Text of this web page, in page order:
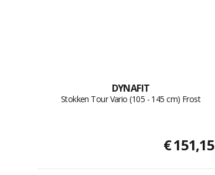
DYNAFIT
Stokken Tour Vario (105 - 145 cm) Frost
€ 151,15